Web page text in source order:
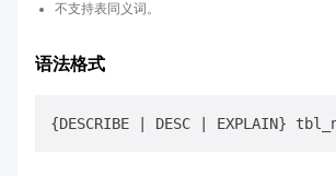
不支持表同义词。
语法格式